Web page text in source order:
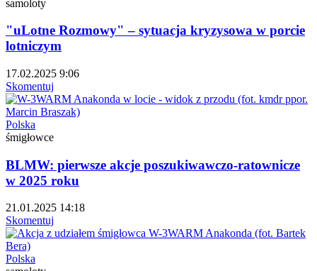
samoloty
"uLotne Rozmowy" – sytuacja kryzysowa w porcie
lotniczym
17.02.2025 9:06
Skomentuj
Polska
śmigłowce
BLMW: pierwsze akcje poszukiwawczo-ratownicze
w 2025 roku
21.01.2025 14:18
Skomentuj
Polska